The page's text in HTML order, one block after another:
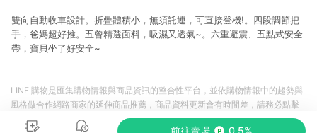
雙向自動收車設計。折疊體積小，無須託運，可直接登機!。四段調節把
手，爸媽超好推。五曾精選面料，吸濕又透氣~。六重避震、五點式安全
帶，寶貝坐了好安全~
前往賣場 0.5%
LINE 購物是匯集購物情報與商品資訊的整合性平台，並依購物情報中的趨勢與
風格做合作網路商家的延伸商品推薦，商品資料更新會有時間差，請務必點擊
商品至各合作網路商家，確認現售價與購物條件，一切資訊以合作廠商網頁為